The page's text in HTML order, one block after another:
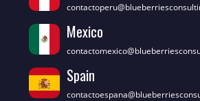
Mexico
Spain